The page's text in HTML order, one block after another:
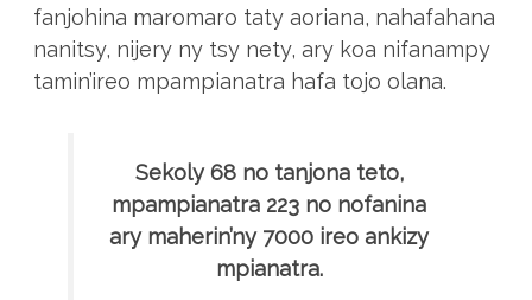
fanjohina maromaro taty aoriana, nahafahana
nanitsy, nijery ny tsy nety, ary koa nifanampy
tamin’ireo mpampianatra hafa tojo olana.
Sekoly 68 no tanjona teto,
mpampianatra 223 no nofanina
ary maherin’ny 7000 ireo ankizy
mpianatra.